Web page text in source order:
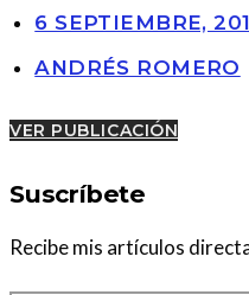
6 SEPTIEMBRE,
ANDRÉS ROMERO
VER PUBLICACIÓN
Suscríbete
Recibe mis artículos